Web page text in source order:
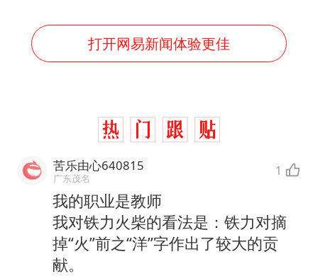
打开网易新闻体验更佳
苦乐由心640815
广东茂名 1
我的职业是教师
我对铁力火柴的看法是：铁力对摘
掉“火”前之“洋”字作出了较大的贡
献。